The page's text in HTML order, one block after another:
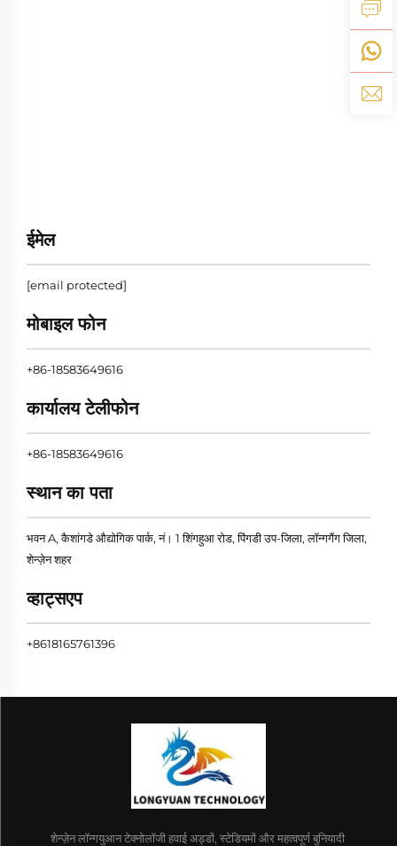
ईमेल
[email protected]
मोबाइल फोन
+86-18583649616
कार्यालय टेलीफोन
+86-18583649616
स्थान का पता
भवन A, कैशांगडे औद्योगिक पार्क, नं। 1 शिंगहुआ रोड, पिंगडी उप-जिला, लॉन्गगैंग जिला,
शेन्ज़ेन शहर
व्हाट्सएप
+8618165761396
शेन्ज़ेन लॉन्गयुआन टेक्नोलॉजी हवाई अड्डों, स्टेडियमों और महत्वपूर्ण बुनियादी